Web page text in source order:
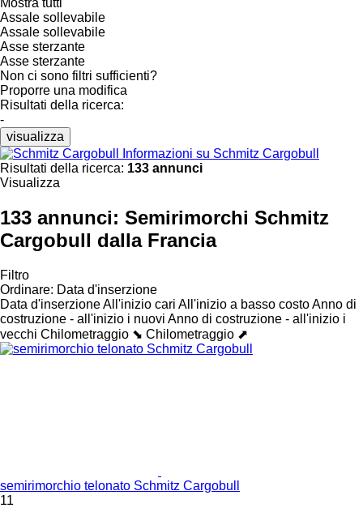
Assale sollevabile
Assale sollevabile
Asse sterzante
Asse sterzante
Non ci sono filtri sufficienti?
Proporre una modifica
Risultati della ricerca:
-
visualizza
Informazioni su Schmitz Cargobull
Risultati della ricerca: 133 annunci
Visualizza
133 annunci: Semirimorchi Schmitz
Cargobull dalla Francia
Filtro
Ordinare: Data d'inserzione
Data d'inserzioneAll'inizio cari All'inizio a basso costoAnno di
costruzione - all'inizio i nuovi Anno di costruzione - all'inizio i
vecchi Chilometraggio ⬊ Chilometraggio ⬈
semirimorchio telonato Schmitz Cargobull
11